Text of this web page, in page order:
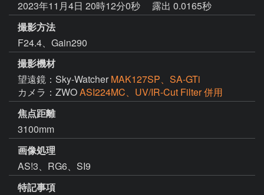
2023年11月4日 20時12分0秒
露出 0.0165秒
撮影方法
F24.4、Gain290
撮影機材
望遠鏡：Sky-Watcher MAK127SP、SA-GTi
カメラ：ZWOASI224MC、UV/IR-Cut Filter 併用
焦点距離
3100mm
画像処理
AS!3、RG6、SI9
特記事項